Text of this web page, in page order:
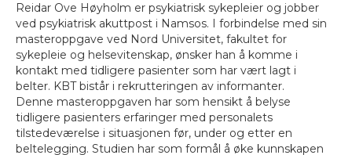
Reidar Ove Høyholm er psykiatrisk sykepleier og jobber
ved psykiatrisk akuttpost i Namsos. I forbindelse med sin
masteroppgave ved Nord Universitet, fakultet for
sykepleie og helsevitenskap, ønsker han å komme i
kontakt med tidligere pasienter som har vært lagt i
belter. KBT bistår i rekrutteringen av informanter.
Denne masteroppgaven har som hensikt å belyse
tidligere pasienters erfaringer med personalets
tilstedeværelse i situasjonen før, under og etter en
beltelegging. Studien har som formål å øke kunnskapen